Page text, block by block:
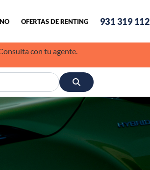
OFERTAS DE RENTING 931 319 112
con tu agente.